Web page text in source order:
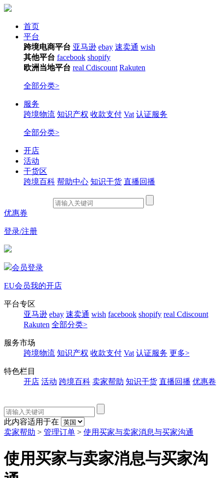
首页
平台
跨境电商平台 亚马逊 ebay 速卖通 wish
其他平台 facebook shopify
欧洲当地平台 real Cdiscount Rakuten
全部分类>
服务
跨境物流 知识产权 收款支付 Vat 认证服务
全部分类>
开店
活动
干货区
跨境百科 帮助中心 知识干货 直播回播
优惠券
登录/注册
会员登录
EU会员我的开店
平台专区
亚马逊 ebay 速卖通 wish facebook shopify real Cdiscount
Rakuten 全部分类>
服务市场
跨境物流 知识产权 收款支付 Vat 认证服务 更多>
特色栏目
开店 活动 跨境百科 卖家帮助 知识干货 直播回播 优惠卷
此内容适用于在
卖家帮助 > 管理订单 > 使用买家与卖家消息与买家沟通
使用买家与卖家消息与买家沟